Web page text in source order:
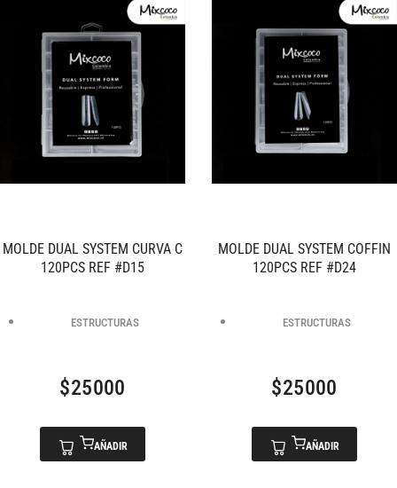
MOLDE DUAL SYSTEM CURVA C
120PCS REF #D15
ESTRUCTURAS
$25000
AÑADIR
MOLDE DUAL SYSTEM COFFIN
120PCS REF #D24
ESTRUCTURAS
$25000
AÑADIR